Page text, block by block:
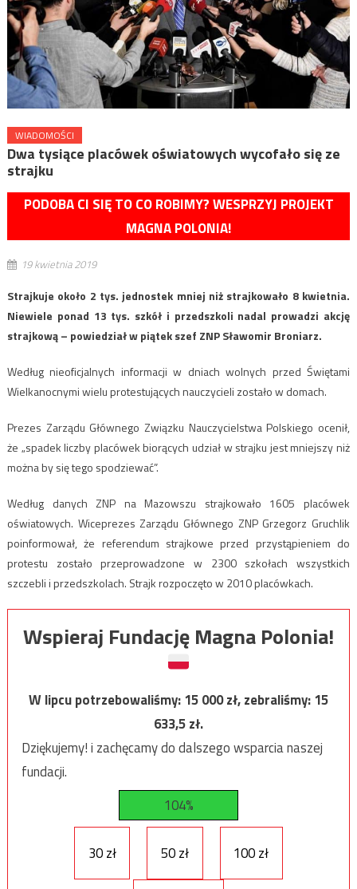
WIADOMOŚCI
Dwa tysiące placówek oświatowych wycofało się ze
strajku
PODOBA CI SIĘ TO CO ROBIMY? WESPRZYJ PROJEKT
MAGNA POLONIA!
19 kwietnia 2019
Strajkuje około 2 tys. jednostek mniej niż strajkowało 8 kwietnia.
Niewiele ponad 13 tys. szkół i przedszkoli nadal prowadzi akcję
strajkową – powiedział w piątek szef ZNP Sławomir Broniarz.
Według nieoficjalnych informacji w dniach wolnych przed Świętami
Wielkanocnymi wielu protestujących nauczycieli zostało w domach.
Prezes Zarządu Głównego Związku Nauczycielstwa Polskiego ocenił,
że „spadek liczby placówek biorących udział w strajku jest mniejszy niż
można by się tego spodziewać”.
Według danych ZNP na Mazowszu strajkowało 1605 placówek
oświatowych. Wiceprezes Zarządu Głównego ZNP Grzegorz Gruchlik
poinformował, że referendum strajkowe przed przystąpieniem do
protestu zostało przeprowadzone w 2300 szkołach wszystkich
szczebli i przedszkolach. Strajk rozpoczęto w 2010 placówkach.
Wspieraj Fundację Magna Polonia!
W lipcu potrzebowaliśmy:15 000zł, zebraliśmy:15
633,5zł.
Dziękujemy! i zachęcamy do dalszego wsparcia naszej
fundacji.
104%
30 zł 50 zł 100 zł